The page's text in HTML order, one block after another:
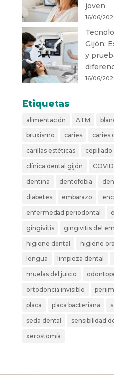
joven
16/06/
Gijón:
y
16/06/
Etiquetas
alimentación ATM
bruxismo caries caries
carillas estéticas cepillado
clínica dental gijón
dentina dentofobia
diabetes embarazo
enfermedad periodontal
gingivitis gingivitis del
higiene dental higiene oral
lengua limpieza dental
muelas del juicio
ortodoncia invisible
placa placa bacteriana
seda dental sensibilidad
xerostomía